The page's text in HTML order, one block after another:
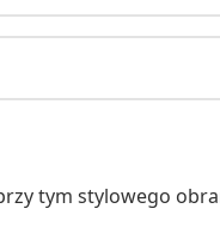
tym stylowego